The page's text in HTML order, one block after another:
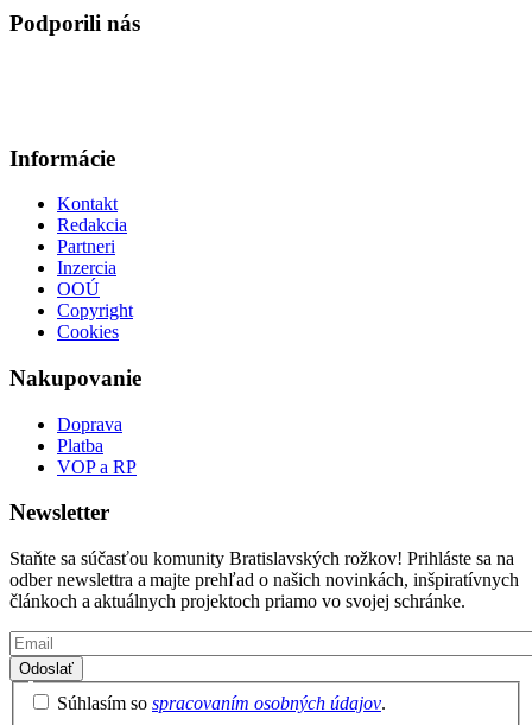
Podporili nás
Informácie
Kontakt
Redakcia
Partneri
Inzercia
OOÚ
Copyright
Cookies
Nakupovanie
Doprava
Platba
VOP a RP
Newsletter
Staňte sa súčasťou komunity Bratislavských rožkov! Prihláste sa na
odber newslettra a majte prehľad o našich novinkách, inšpiratívnych
článkoch a aktuálnych projektoch priamo vo svojej schránke.
Email
Privacy
Policy
Súhlasím so spracovaním osobných údajov.